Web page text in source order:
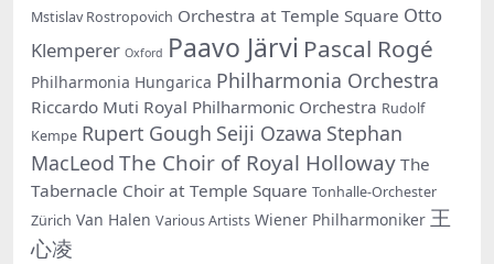
Mstislav Rostropovich Orchestra at Temple Square Otto
Klemperer Oxford Paavo Järvi Pascal Rogé
Philharmonia Hungarica Philharmonia Orchestra
Riccardo Muti Royal Philharmonic Orchestra Rudolf
Kempe Rupert Gough Seiji Ozawa Stephan
MacLeod The Choir of Royal Holloway The
Tabernacle Choir at Temple Square Tonhalle-Orchester
Zürich Van Halen Various Artists Wiener Philharmoniker 王
心凌